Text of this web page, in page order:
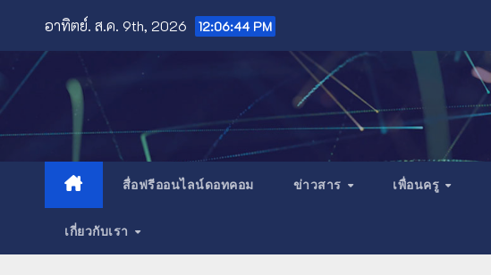
content
อาทิตย์. ส.ค. 9th, 2026 12:06:45 PM
สื่อฟรีออนไลน์ดอทคอม ข่าวสาร เพื่อนครู
เกี่ยวกับเรา